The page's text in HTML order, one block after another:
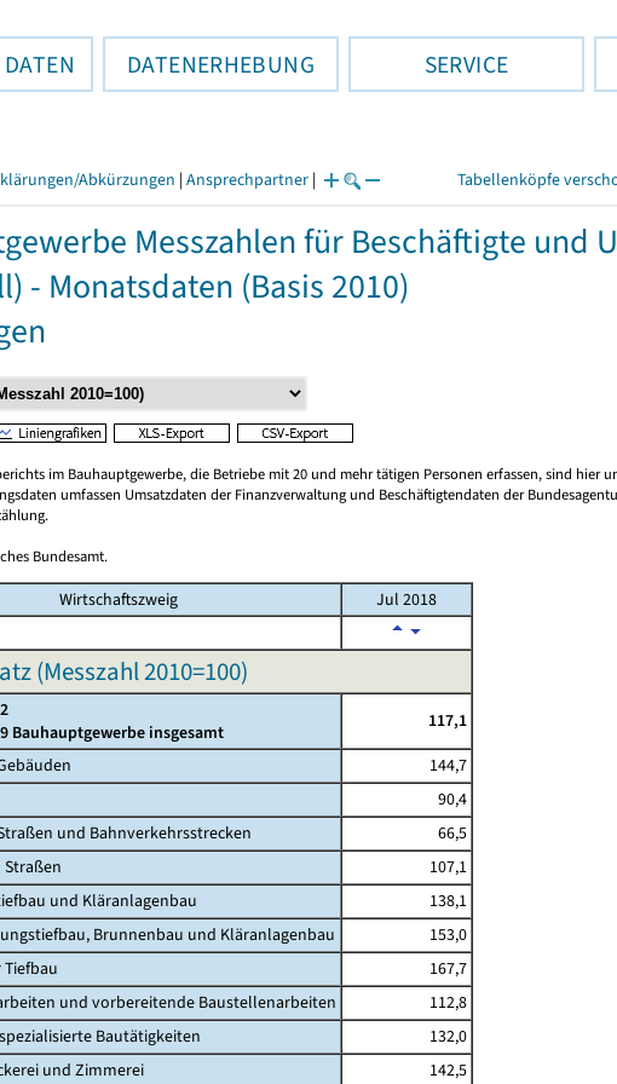
DATENERHEBUNG SERVICE
Abkürzungen | Ansprechpartner | Tabellenköpfe
Messzahlen für Beschäftigte und
- Monatsdaten (Basis 2010)
im Bauhauptgewerbe, die Betriebe mit 20 und mehr tätigen Personen erfassen, sind hier
umfassen Umsatzdaten der Finanzverwaltung und Beschäftigtendaten der
Bundesamt.
Wirtschaftszweig Jul 2018
(Messzahl 2010=100)
Bauhauptgewerbe insgesamt
117,1
144,7
90,4
und Bahnverkehrsstrecken
66,5
Straßen
107,1
und Kläranlagenbau
138,1
Brunnenbau und Kläranlagenbau
153,0
Tiefbau
167,7
und vorbereitende Baustellenarbeiten
112,8
Bautätigkeiten
132,0
und Zimmerei
142,5